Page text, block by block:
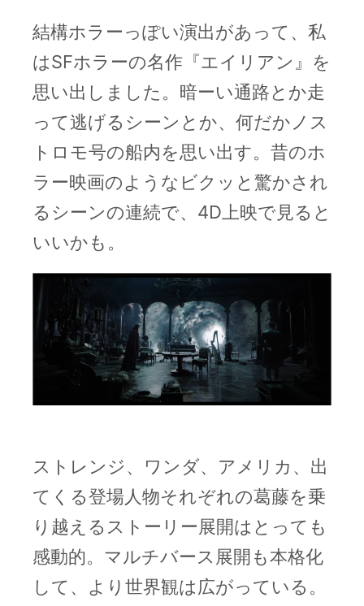
結構ホラーっぽい演出があって、私
はSFホラーの名作『エイリアン』を
思い出しました。暗ーい通路とか走
って逃げるシーンとか、何だかノス
トロモ号の船内を思い出す。昔のホ
ラー映画のようなビクッと驚かされ
るシーンの連続で、4D上映で見ると
いいかも。
ストレンジ、ワンダ、アメリカ、出
てくる登場人物それぞれの葛藤を乗
り越えるストーリー展開はとっても
感動的。マルチバース展開も本格化
して、より世界観は広がっている。